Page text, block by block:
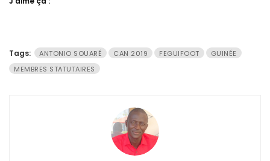
Tags: ANTONIO SOUARÉ CAN 2019 FEGUIFOOT
GUINÉE
MEMBRES STATUTAIRES